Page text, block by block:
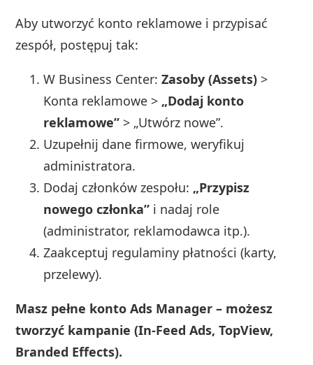
Aby utworzyć konto reklamowe i przypisać
zespół, postępuj tak:
W Business Center:Zasoby (Assets) >
Konta reklamowe > „Dodaj konto
reklamowe” > „Utwórz nowe”.
Uzupełnij dane firmowe, weryfikuj
administratora.
Dodaj członków zespołu: „Przypisz
nowego członka” i nadaj role
(administrator, reklamodawca itp.).
Zaakceptuj regulaminy płatności (karty,
przelewy).
Masz pełne konto Ads Manager – możesz
tworzyć kampanie (In-Feed Ads, TopView,
Branded Effects).